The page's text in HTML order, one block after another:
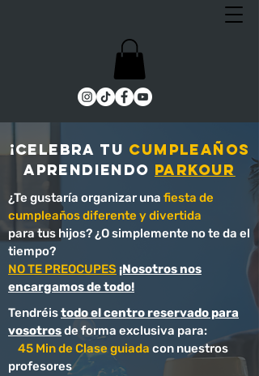
¡celebra tu cumpleaños
aprendiendo parkour
¿Te gustaría organizar una fiesta de
cumpleaños diferente y divertida
para tus hijos? ¿O simplemente no te da el
tiempo?
NO TE PREOCUPES ¡Nosotros nos
encargamos de todo!​
Tendréistodo el centro reservado para
vosotrosde forma exclusiva para:
45 Min de Clase guiada con nuestros
profesores